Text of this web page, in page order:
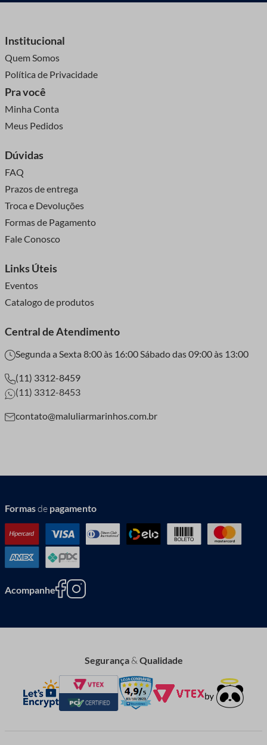
Institucional
Quem Somos
Política de Privacidade
Pra você
Minha Conta
Meus Pedidos
Dúvidas
FAQ
Prazos de entrega
Troca e Devoluções
Formas de Pagamento
Fale Conosco
Links Úteis
Eventos
Catalogo de produtos
Central de Atendimento
Segunda a Sexta 8:00 às 16:00 Sábado das 09:00 às 13:00
(11) 3312-8459
(11) 3312-8453
contato@maluliarmarinhos.com.br
Formasde pagamento
Acompanhe
Segurança&Qualidade